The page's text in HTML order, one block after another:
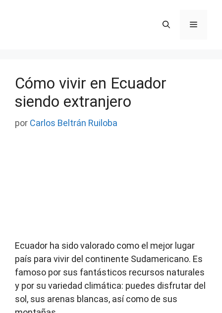
Menú
Cómo vivir en Ecuador
siendo extranjero
por Carlos Beltrán Ruiloba
Ecuador ha sido valorado como el mejor lugar
país para vivir del continente Sudamericano. Es
famoso por sus fantásticos recursos naturales
y por su variedad climática: puedes disfrutar del
sol, sus arenas blancas, así como de sus